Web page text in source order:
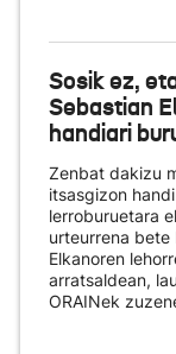
Sosik ez,
Sebastian
handiari
Zenbat dakizu
itsasgizon
lerroburuetara
urteurrena bete
Elkanoren
arratsaldean,
ORAINek